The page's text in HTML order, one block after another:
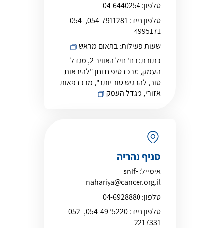
טלפון:04-6440254
טלפון נייד:
054-7911281, 054-
4995171
שעות פעילות:בתאום מראש
כתובת:
רח' חיל האוויר 2, מגדל
העמק, מרכז טיפוח וחן "להיראות
טוב, להרגיש טוב יותר", מרכז פאות
אזורי, מגדל העמק
סניף נהריה
אימייל:snif-
nahariya@cancer.org.il
טלפון:04-6928880
טלפון נייד:
054-4975220, 052-
2217331